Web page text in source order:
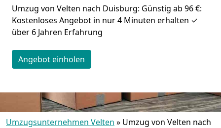
Umzug von Velten nach Duisburg: Günstig ab 96 €:
Kostenloses Angebot in nur 4 Minuten erhalten ✓
über 6 Jahren Erfahrung
Angebot einholen
Umzugsunternehmen Velten » Umzug von Velten nach